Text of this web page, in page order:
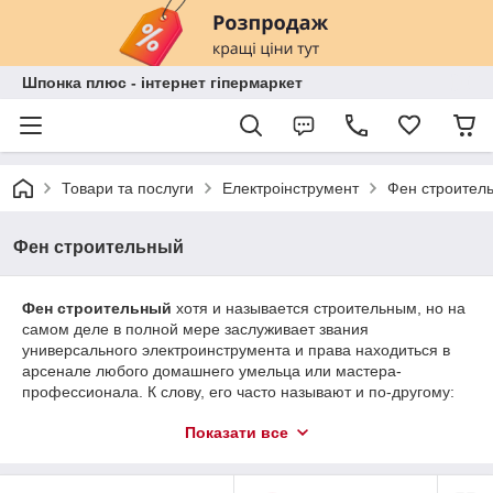
Шпонка плюс - інтернет гіпермаркет
Товари та послуги Електроінструмент Фен
Фен строительный
Фен строительный хотя и называется строительным, но на
самом деле в полной мере заслуживает звания
универсального электроинструмента и права находиться в
арсенале любого домашнего умельца или мастера-
профессионала. К слову, его часто называют и по-другому:
термовоздуходувка, фен технический, фен промышленный и
широту сферы применения этого инструмента.
Показати все